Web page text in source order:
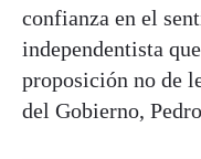
confianza en el
independentista
proposición no de
del Gobierno,